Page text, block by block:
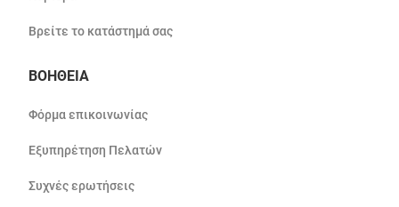
Βρείτε το κατάστημά σας
ΒΟΗΘΕΙΑ
Φόρμα επικοινωνίας
Εξυπηρέτηση Πελατών
Συχνές ερωτήσεις